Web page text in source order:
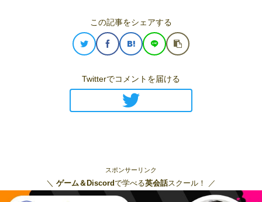
この記事をシェアする
Twitterでコメントを届ける
スポンサーリンク
＼ ゲーム＆Discordで学べる英会話スクール！ ／